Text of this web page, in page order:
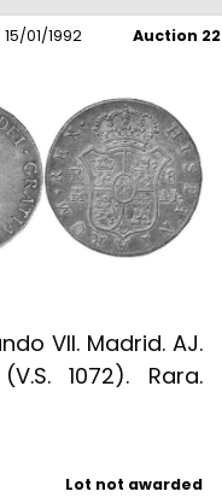
15/01/1992 Auction 22
VII. Madrid. AJ.
1072). Rara.
Lot not awarded